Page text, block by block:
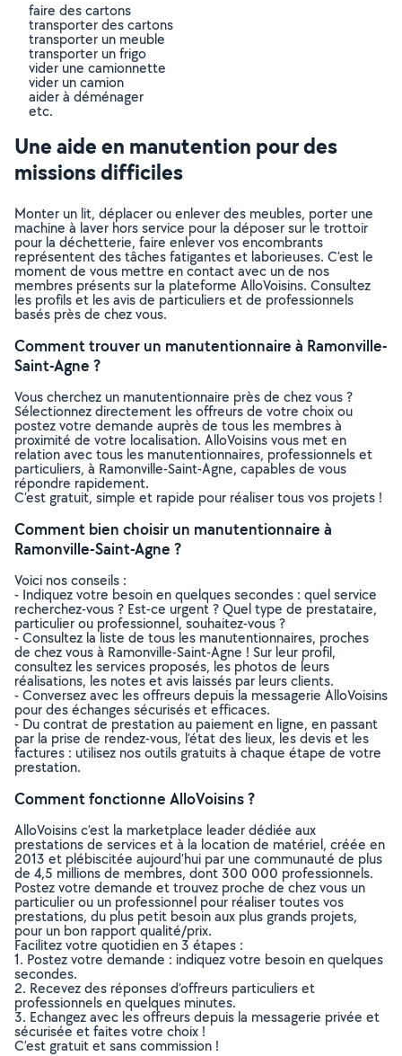
faire des cartons
transporter des cartons
transporter un meuble
transporter un frigo
vider une camionnette
vider un camion
aider à déménager
etc.
Une aide en manutention pour des
missions difficiles
Monter un lit, déplacer ou enlever des meubles, porter une
machine à laver hors service pour la déposer sur le trottoir
pour la déchetterie, faire enlever vos encombrants
représentent des tâches fatigantes et laborieuses. C’est le
moment de vous mettre en contact avec un de nos
membres présents sur la plateforme AlloVoisins. Consultez
les profils et les avis de particuliers et de professionnels
basés près de chez vous.
Comment trouver un manutentionnaire à Ramonville-
Saint-Agne ?
Vous cherchez un manutentionnaire près de chez vous ?
Sélectionnez directement les offreurs de votre choix ou
postez votre demande auprès de tous les membres à
proximité de votre localisation. AlloVoisins vous met en
relation avec tous les manutentionnaires, professionnels et
particuliers, à Ramonville-Saint-Agne, capables de vous
répondre rapidement.
C’est gratuit, simple et rapide pour réaliser tous vos projets !
Comment bien choisir un manutentionnaire à
Ramonville-Saint-Agne ?
Voici nos conseils :
- Indiquez votre besoin en quelques secondes : quel service
recherchez-vous ? Est-ce urgent ? Quel type de prestataire,
particulier ou professionnel, souhaitez-vous ?
- Consultez la liste de tous les manutentionnaires, proches
de chez vous à Ramonville-Saint-Agne ! Sur leur profil,
consultez les services proposés, les photos de leurs
réalisations, les notes et avis laissés par leurs clients.
- Conversez avec les offreurs depuis la messagerie AlloVoisins
pour des échanges sécurisés et efficaces.
- Du contrat de prestation au paiement en ligne, en passant
par la prise de rendez-vous, l’état des lieux, les devis et les
factures : utilisez nos outils gratuits à chaque étape de votre
prestation.
Comment fonctionne AlloVoisins ?
AlloVoisins c’est la marketplace leader dédiée aux
prestations de services et à la location de matériel, créée en
2013 et plébiscitée aujourd’hui par une communauté de plus
de 4,5 millions de membres, dont 300 000 professionnels.
Postez votre demande et trouvez proche de chez vous un
particulier ou un professionnel pour réaliser toutes vos
prestations, du plus petit besoin aux plus grands projets,
pour un bon rapport qualité/prix.
Facilitez votre quotidien en 3 étapes :
1. Postez votre demande : indiquez votre besoin en quelques
secondes.
2. Recevez des réponses d’offreurs particuliers et
professionnels en quelques minutes.
3. Echangez avec les offreurs depuis la messagerie privée et
sécurisée et faites votre choix !
C’est gratuit et sans commission !